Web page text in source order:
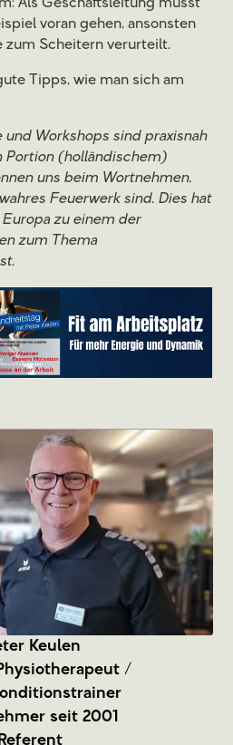
Als Geschäftsleitung musst
voran gehen, ansonsten
zum Scheitern verurteilt.
Tipps, wie man sich am
und Workshops sind praxisnah
Portion (holländischem)
uns beim Wortnehmen,
Feuerwerk sind. Dies hat
zu einem der
zum Thema
Keulen
/
seit 2001
Referent